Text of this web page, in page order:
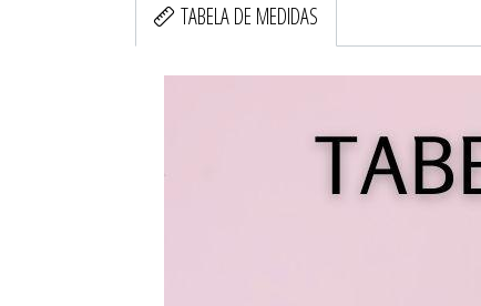
TABELA DE MEDIDAS